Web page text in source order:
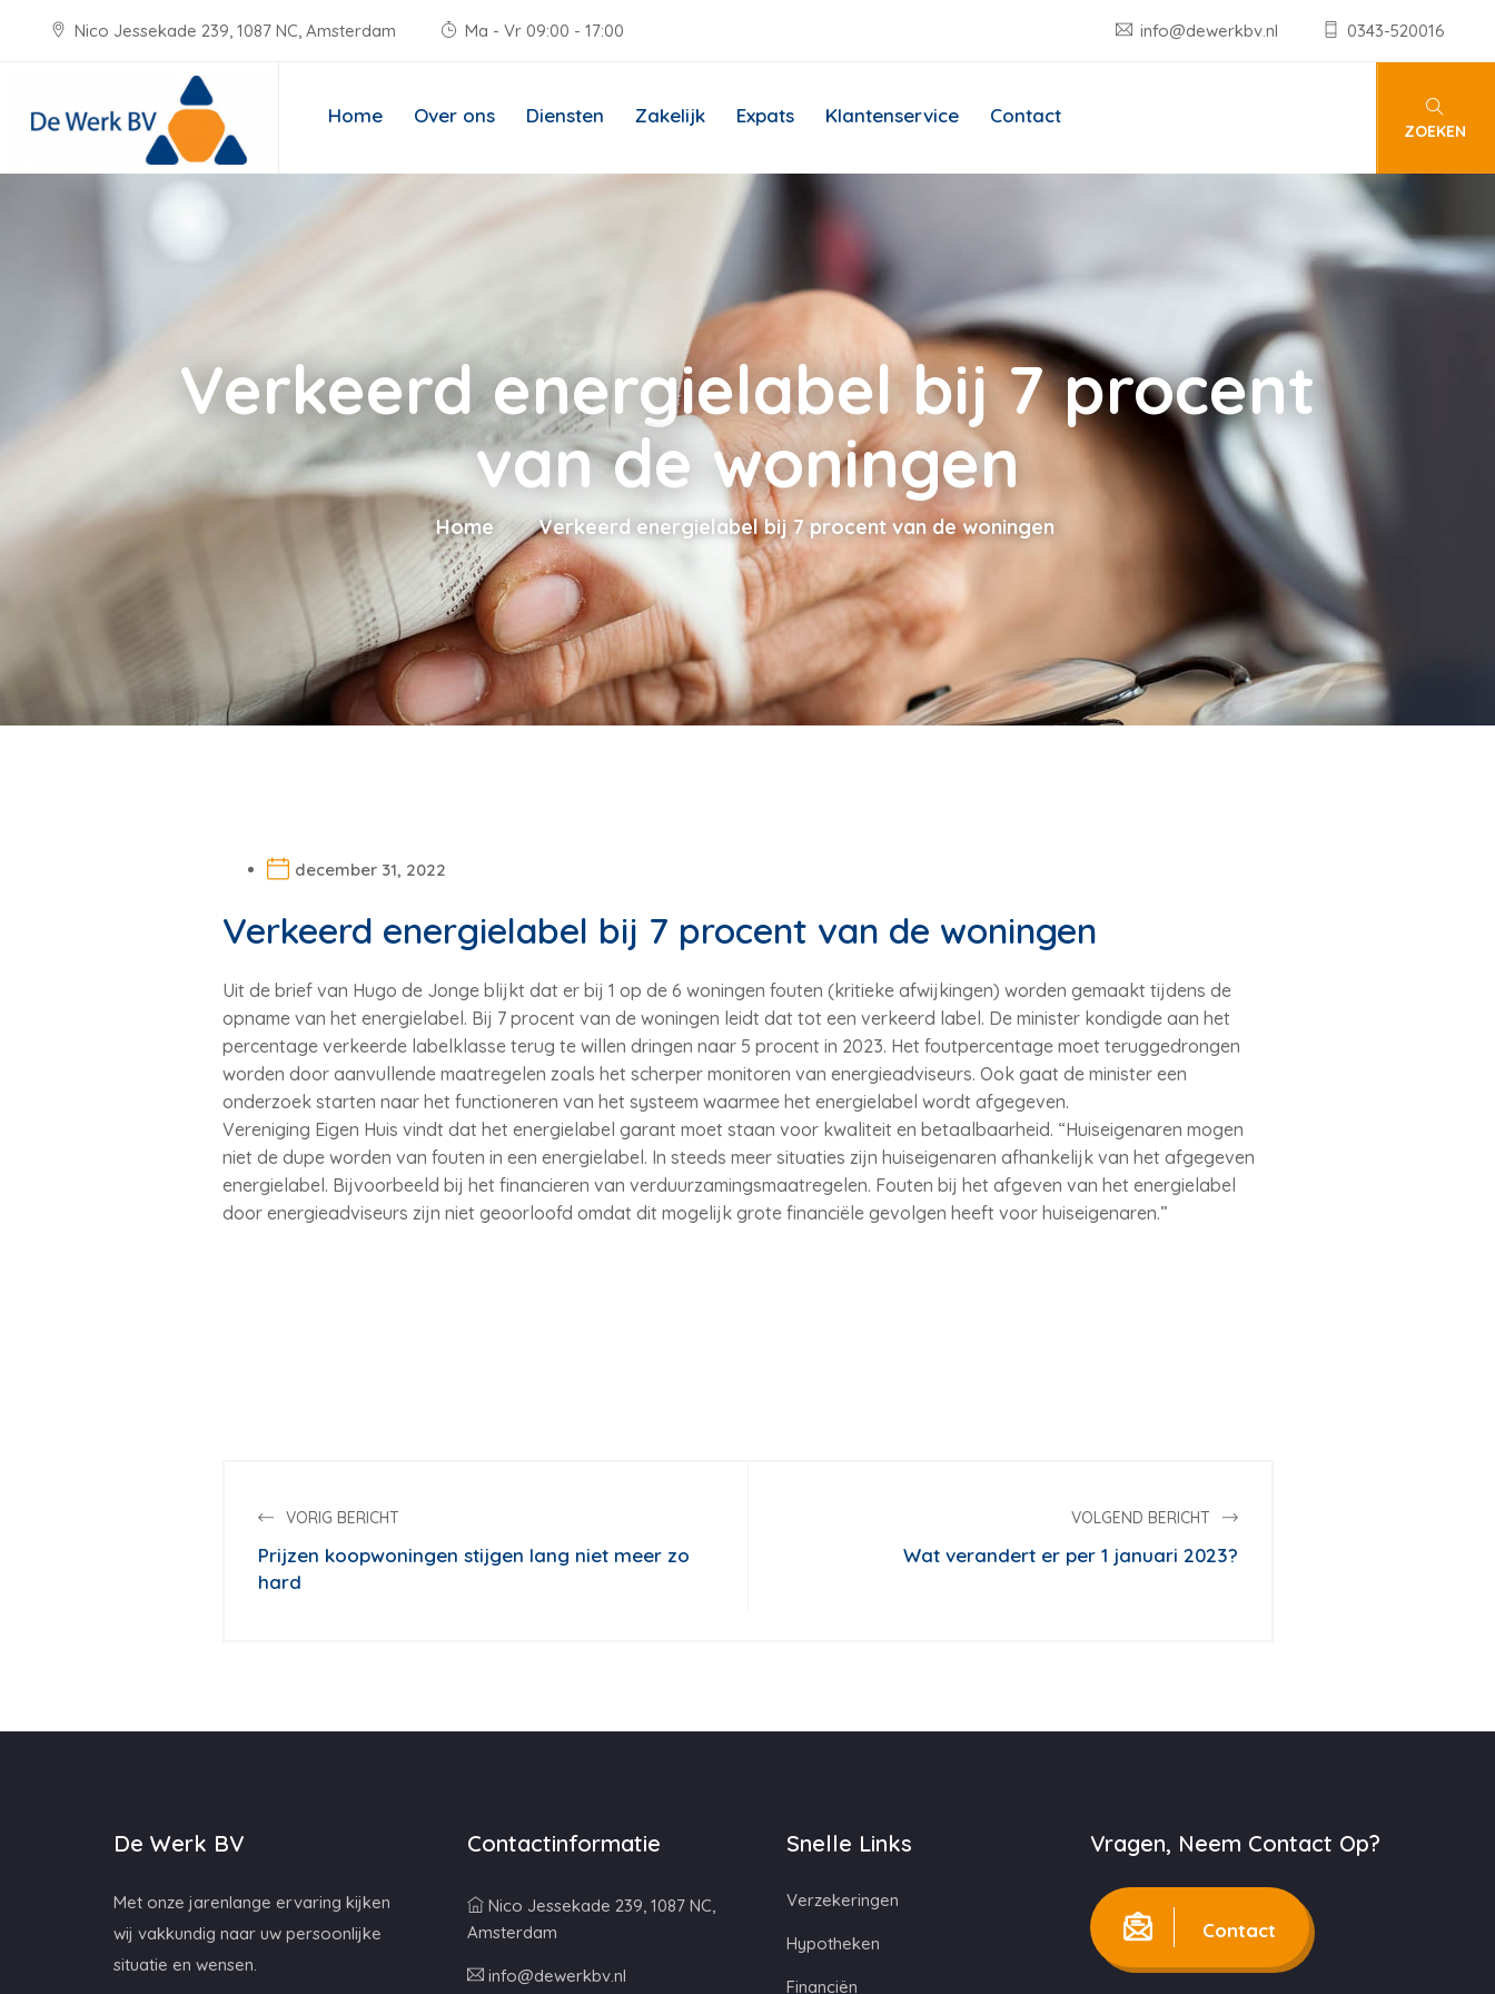
Nico Jessekade 239, 1087 NC, Amsterdam Ma - Vr 09:00 - 17:00 info@dewerkbv.nl 0343-520016
Home Over ons Diensten Zakelijk Expats Klantenservice Contact
ZOEKEN
Verkeerd energielabel bij 7 procent
van de woningen
Home Verkeerd energielabel bij 7 procent van de woningen
december 31, 2022
Verkeerd energielabel bij 7 procent van de woningen
Uit de brief van Hugo de Jonge blijkt dat er bij 1 op de 6 woningen fouten (kritieke afwijkingen) worden gemaakt tijdens de
opname van het energielabel. Bij 7 procent van de woningen leidt dat tot een verkeerd label. De minister kondigde aan het
percentage verkeerde labelklasse terug te willen dringen naar 5 procent in 2023. Het foutpercentage moet teruggedrongen
worden door aanvullende maatregelen zoals het scherper monitoren van energieadviseurs. Ook gaat de minister een
onderzoek starten naar het functioneren van het systeem waarmee het energielabel wordt afgegeven.
Vereniging Eigen Huis vindt dat het energielabel garant moet staan voor kwaliteit en betaalbaarheid. “Huiseigenaren mogen
niet de dupe worden van fouten in een energielabel. In steeds meer situaties zijn huiseigenaren afhankelijk van het afgegeven
energielabel. Bijvoorbeeld bij het financieren van verduurzamingsmaatregelen. Fouten bij het afgeven van het energielabel
door energieadviseurs zijn niet geoorloofd omdat dit mogelijk grote financiële gevolgen heeft voor huiseigenaren.”
VORIG BERICHT
Prijzen koopwoningen stijgen lang niet meer zo
hard
VOLGEND BERICHT
Wat verandert er per 1 januari 2023?
De Werk BV
Met onze jarenlange ervaring kijken
wij vakkundig naar uw persoonlijke
situatie en wensen.
Contactinformatie
Nico Jessekade 239, 1087 NC,
Amsterdam
info@dewerkbv.nl
Snelle Links
Verzekeringen
Hypotheken
Financiën
Vragen, Neem Contact Op?
Contact